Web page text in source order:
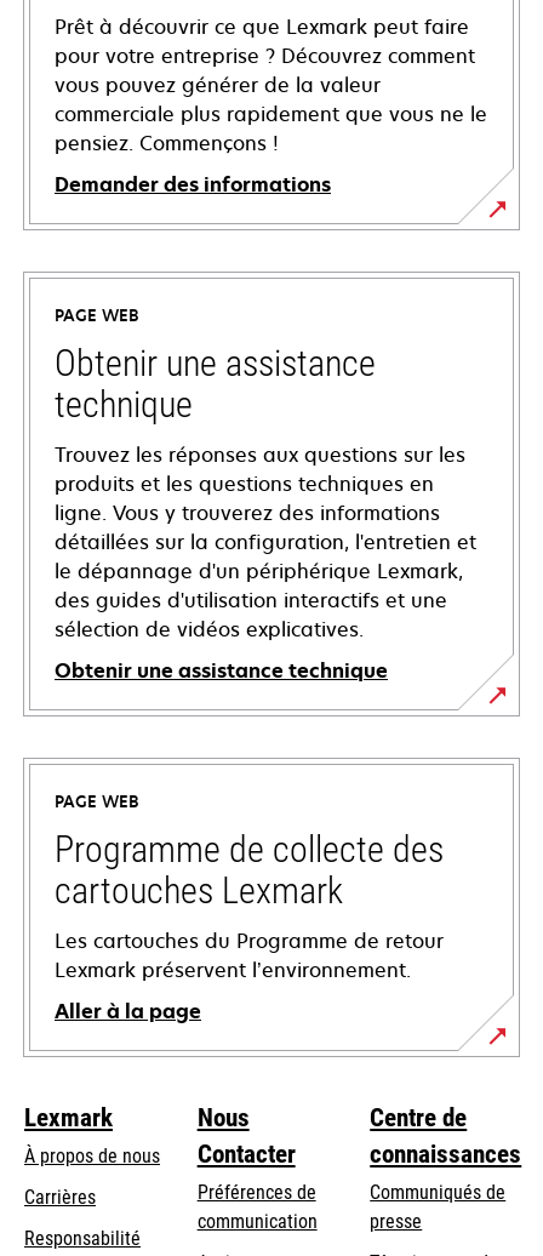
Prêt à découvrir ce que Lexmark peut faire
pour votre entreprise ? Découvrez comment
vous pouvez générer de la valeur
commerciale plus rapidement que vous ne le
pensiez. Commençons !
Demander des informations
PAGE WEB
Obtenir une assistance
technique
Trouvez les réponses aux questions sur les
produits et les questions techniques en
ligne. Vous y trouverez des informations
détaillées sur la configuration, l'entretien et
le dépannage d'un périphérique Lexmark,
des guides d'utilisation interactifs et une
sélection de vidéos explicatives.
Obtenir une assistance technique
s’ouvre
dans
nouvel
onglet
PAGE WEB
Programme de collecte des
cartouches Lexmark
Les cartouches du Programme de retour
Lexmark préservent l’environnement.
Aller à la page
Lexmark
À propos de nous
Carrières
s’ouvre
Responsabilité
Nous
Contacter
Préférences de
communication
Centre de
connaissances
Communiqués de
presse